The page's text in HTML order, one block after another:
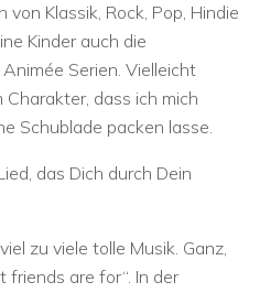
Klassik, Rock, Pop, Hindie
Kinder auch die
Serien. Vielleicht
dass ich mich
Schublade packen lasse.
das Dich durch Dein
zu viele tolle Musik. Ganz,
friends are for“. In der